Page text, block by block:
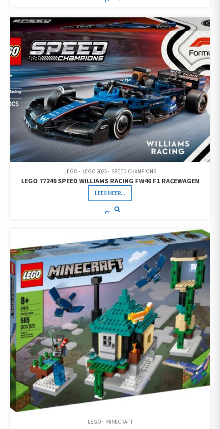
LEGO LEGO 2025 SPEED CHAMPIONS
LEGO 77249 SPEED WILLIAMS RACING FW46 F1 RACEWAGEN
LEES MEER...
LEGO MINECRAFT